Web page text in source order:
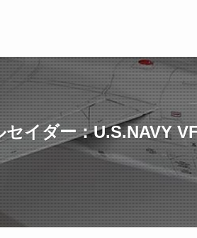
イダー：U.S.NAVY